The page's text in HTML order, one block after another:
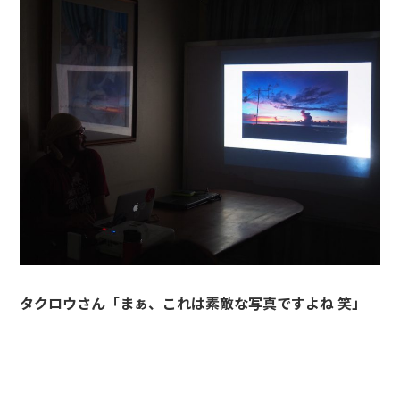
タクロウさん「まぁ、これは素敵な写真ですよね 笑」